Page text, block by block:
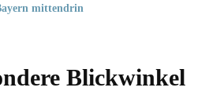
Blickwinkel